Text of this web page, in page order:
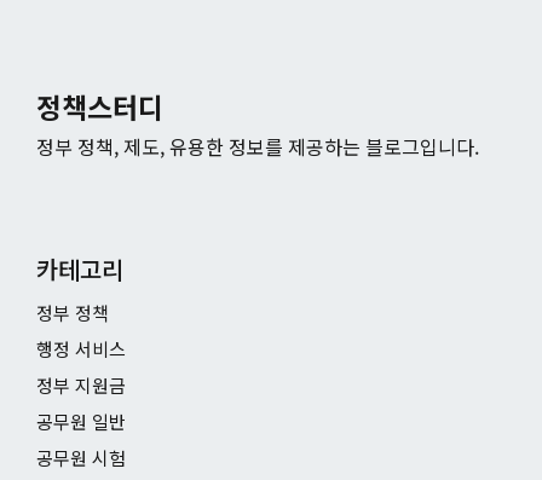
정책스터디
정부 정책, 제도, 유용한 정보를 제공하는 블로그입니다.
카테고리
정부 정책
행정 서비스
정부 지원금
공무원 일반
공무원 시험